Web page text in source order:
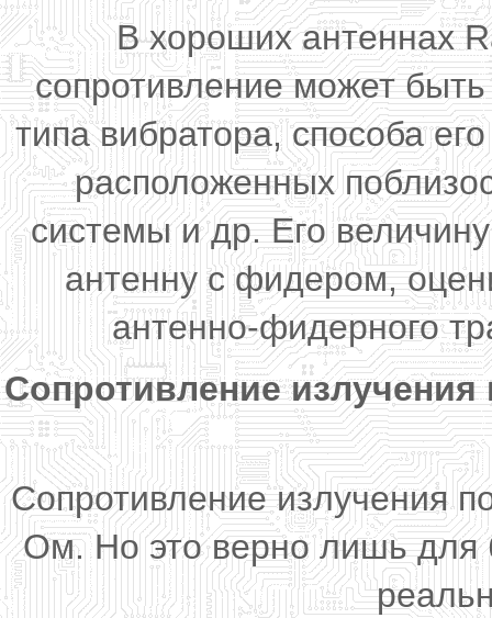
В хороших антеннах
сопротивление может
типа вибратора, способа
расположенных
системы и др. Его
антенну с фидером,
антенно-фидерного
Сопротивление
Сопротивление излучения
Ом. Но это верно лишь для